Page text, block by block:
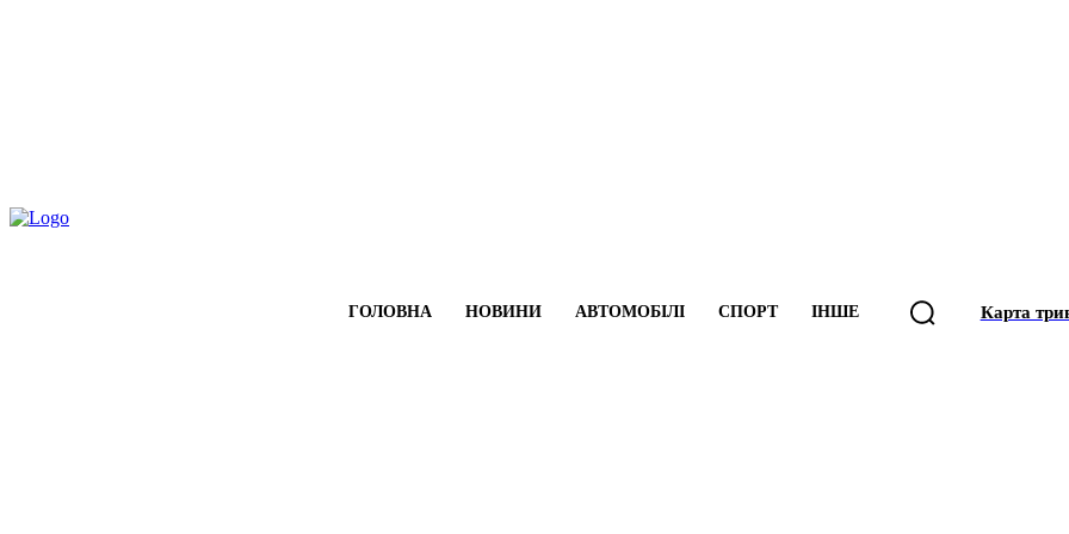
ГОЛОВНА НОВИНИ АВТОМОБІЛІ СПОРТ ІНШЕ Карта